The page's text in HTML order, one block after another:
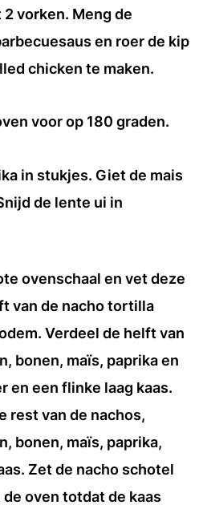
vorken. Meng de
en roer de kip
chicken te maken.
voor op 180 graden.
in stukjes. Giet de mais
de lente ui in
ovenschaal en vet deze
van de nacho tortilla
Verdeel de helft van
bonen, maïs, paprika en
en een flinke laag kaas.
rest van de nachos,
bonen, maïs, paprika,
Zet de nacho schotel
oven totdat de kaas